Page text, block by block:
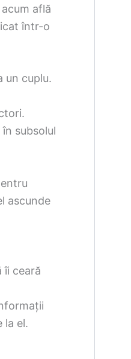
află
într-o
un cuplu.
subsolul
ascunde
îi ceară
la el.